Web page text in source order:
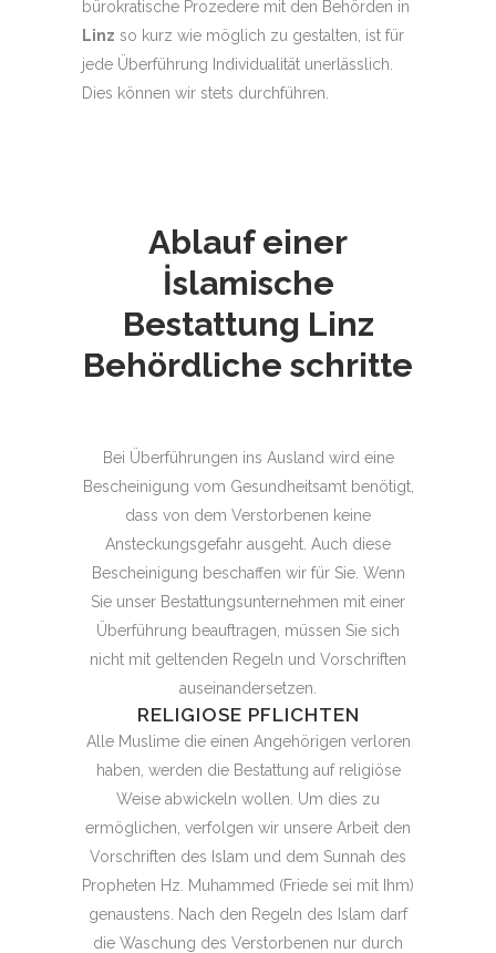
bürokratische Prozedere mit den Behörden in
Linz so kurz wie möglich zu gestalten, ist für
jede Überführung Individualität unerlässlich.
Dies können wir stets durchführen.
Ablauf einer
İslamische
Bestattung Linz
Behördliche schritte
Bei Überführungen ins Ausland wird eine
Bescheinigung vom Gesundheitsamt benötigt,
dass von dem Verstorbenen keine
Ansteckungsgefahr ausgeht. Auch diese
Bescheinigung beschaffen wir für Sie. Wenn
Sie unser Bestattungsunternehmen mit einer
Überführung beauftragen, müssen Sie sich
nicht mit geltenden Regeln und Vorschriften
auseinandersetzen.
RELIGIOSE PFLICHTEN
Alle Muslime die einen Angehörigen verloren
haben, werden die Bestattung auf religiöse
Weise abwickeln wollen. Um dies zu
ermöglichen, verfolgen wir unsere Arbeit den
Vorschriften des Islam und dem Sunnah des
Propheten Hz. Muhammed (Friede sei mit Ihm)
genaustens. Nach den Regeln des Islam darf
die Waschung des Verstorbenen nur durch